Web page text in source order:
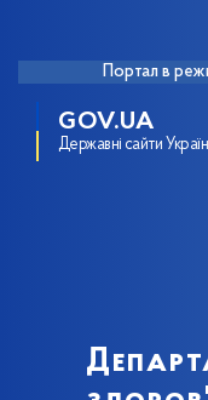
Портал в
GOV.UA
Державні сайти